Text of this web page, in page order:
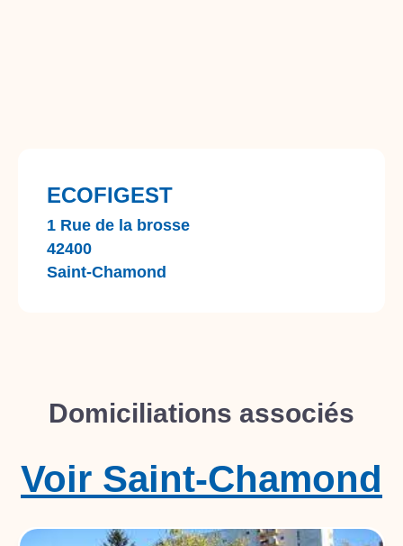
ECOFIGEST
1 Rue de la brosse
42400
Saint-Chamond
Domiciliations associés
Saint-Chamond
Voir